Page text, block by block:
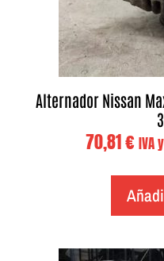
Alternador Nissan
70,81€ IVA